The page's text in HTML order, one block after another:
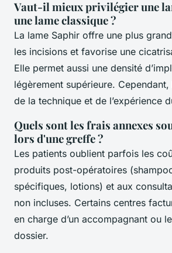
Vaut-il mieux privilégier une
une lame classique ?
La lame Saphir offre une plus
les incisions et favorise une
Elle permet aussi une densité
légèrement supérieure.
de la technique et de l’expérience
Quels sont les frais annexes
lors d'une greffe ?
Les patients oublient parfois les
produits post-opératoires
spécifiques, lotions) et aux
non incluses. Certains centres
en charge d’un accompagnant ou
dossier.